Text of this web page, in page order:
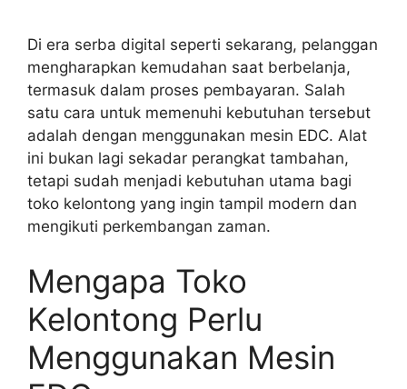
Di era serba digital seperti sekarang, pelanggan
mengharapkan kemudahan saat berbelanja,
termasuk dalam proses pembayaran. Salah
satu cara untuk memenuhi kebutuhan tersebut
adalah dengan menggunakan mesin EDC. Alat
ini bukan lagi sekadar perangkat tambahan,
tetapi sudah menjadi kebutuhan utama bagi
toko kelontong yang ingin tampil modern dan
mengikuti perkembangan zaman.
Mengapa Toko
Kelontong Perlu
Menggunakan Mesin